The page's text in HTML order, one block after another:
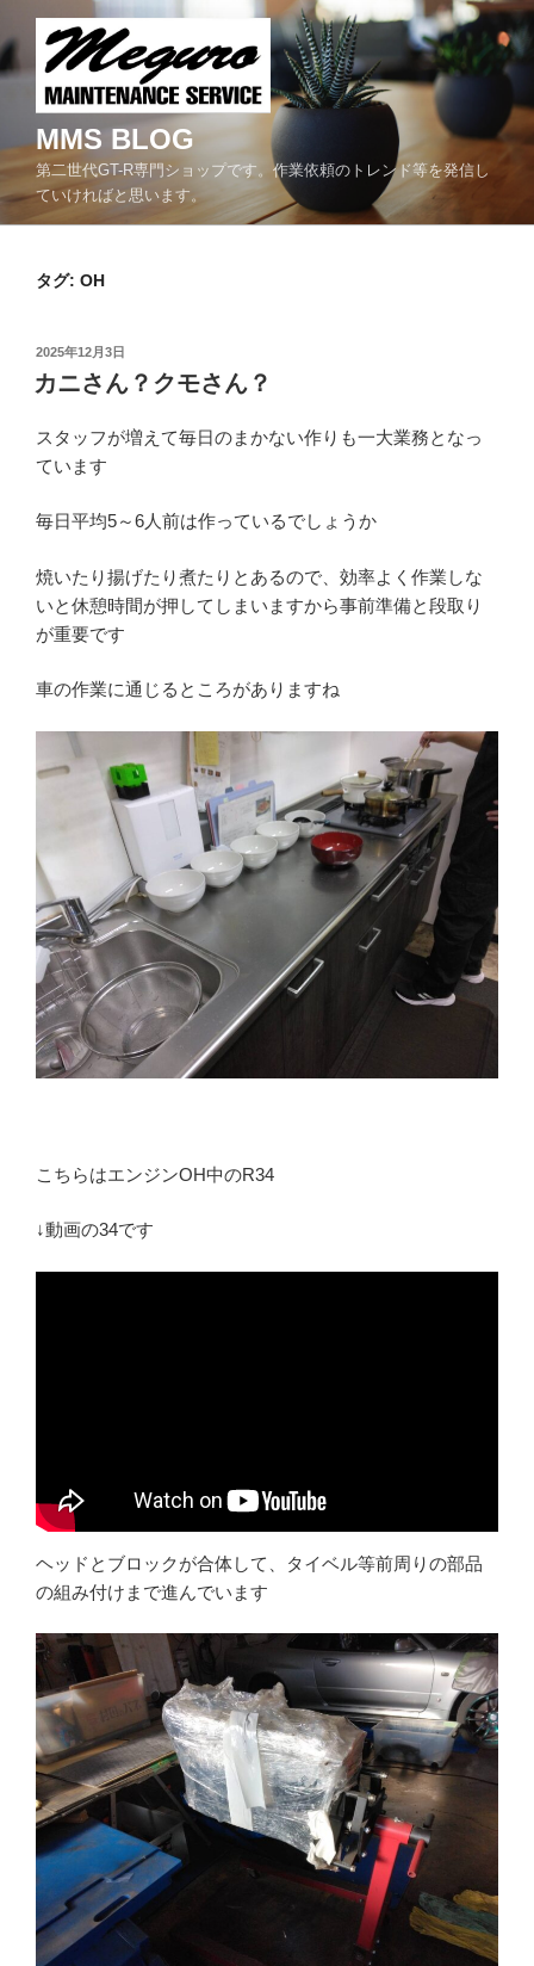
ン
テ
へ
MMS BLOG
第二世代GT-R専門ショップです。作業依頼のトレンド等を発信し
ていければと思います。
タグ: OH
投
稿
日:
2025年12月3日
カニさん？クモさん？
スタッフが増えて毎日のまかない作りも一大業務となっ
ています
毎日平均5～6人前は作っているでしょうか
焼いたり揚げたり煮たりとあるので、効率よく作業しな
いと休憩時間が押してしまいますから事前準備と段取り
が重要です
車の作業に通じるところがありますね
こちらはエンジンOH中のR34
↓動画の34です
ヘッドとブロックが合体して、タイベル等前周りの部品
の組み付けまで進んでいます